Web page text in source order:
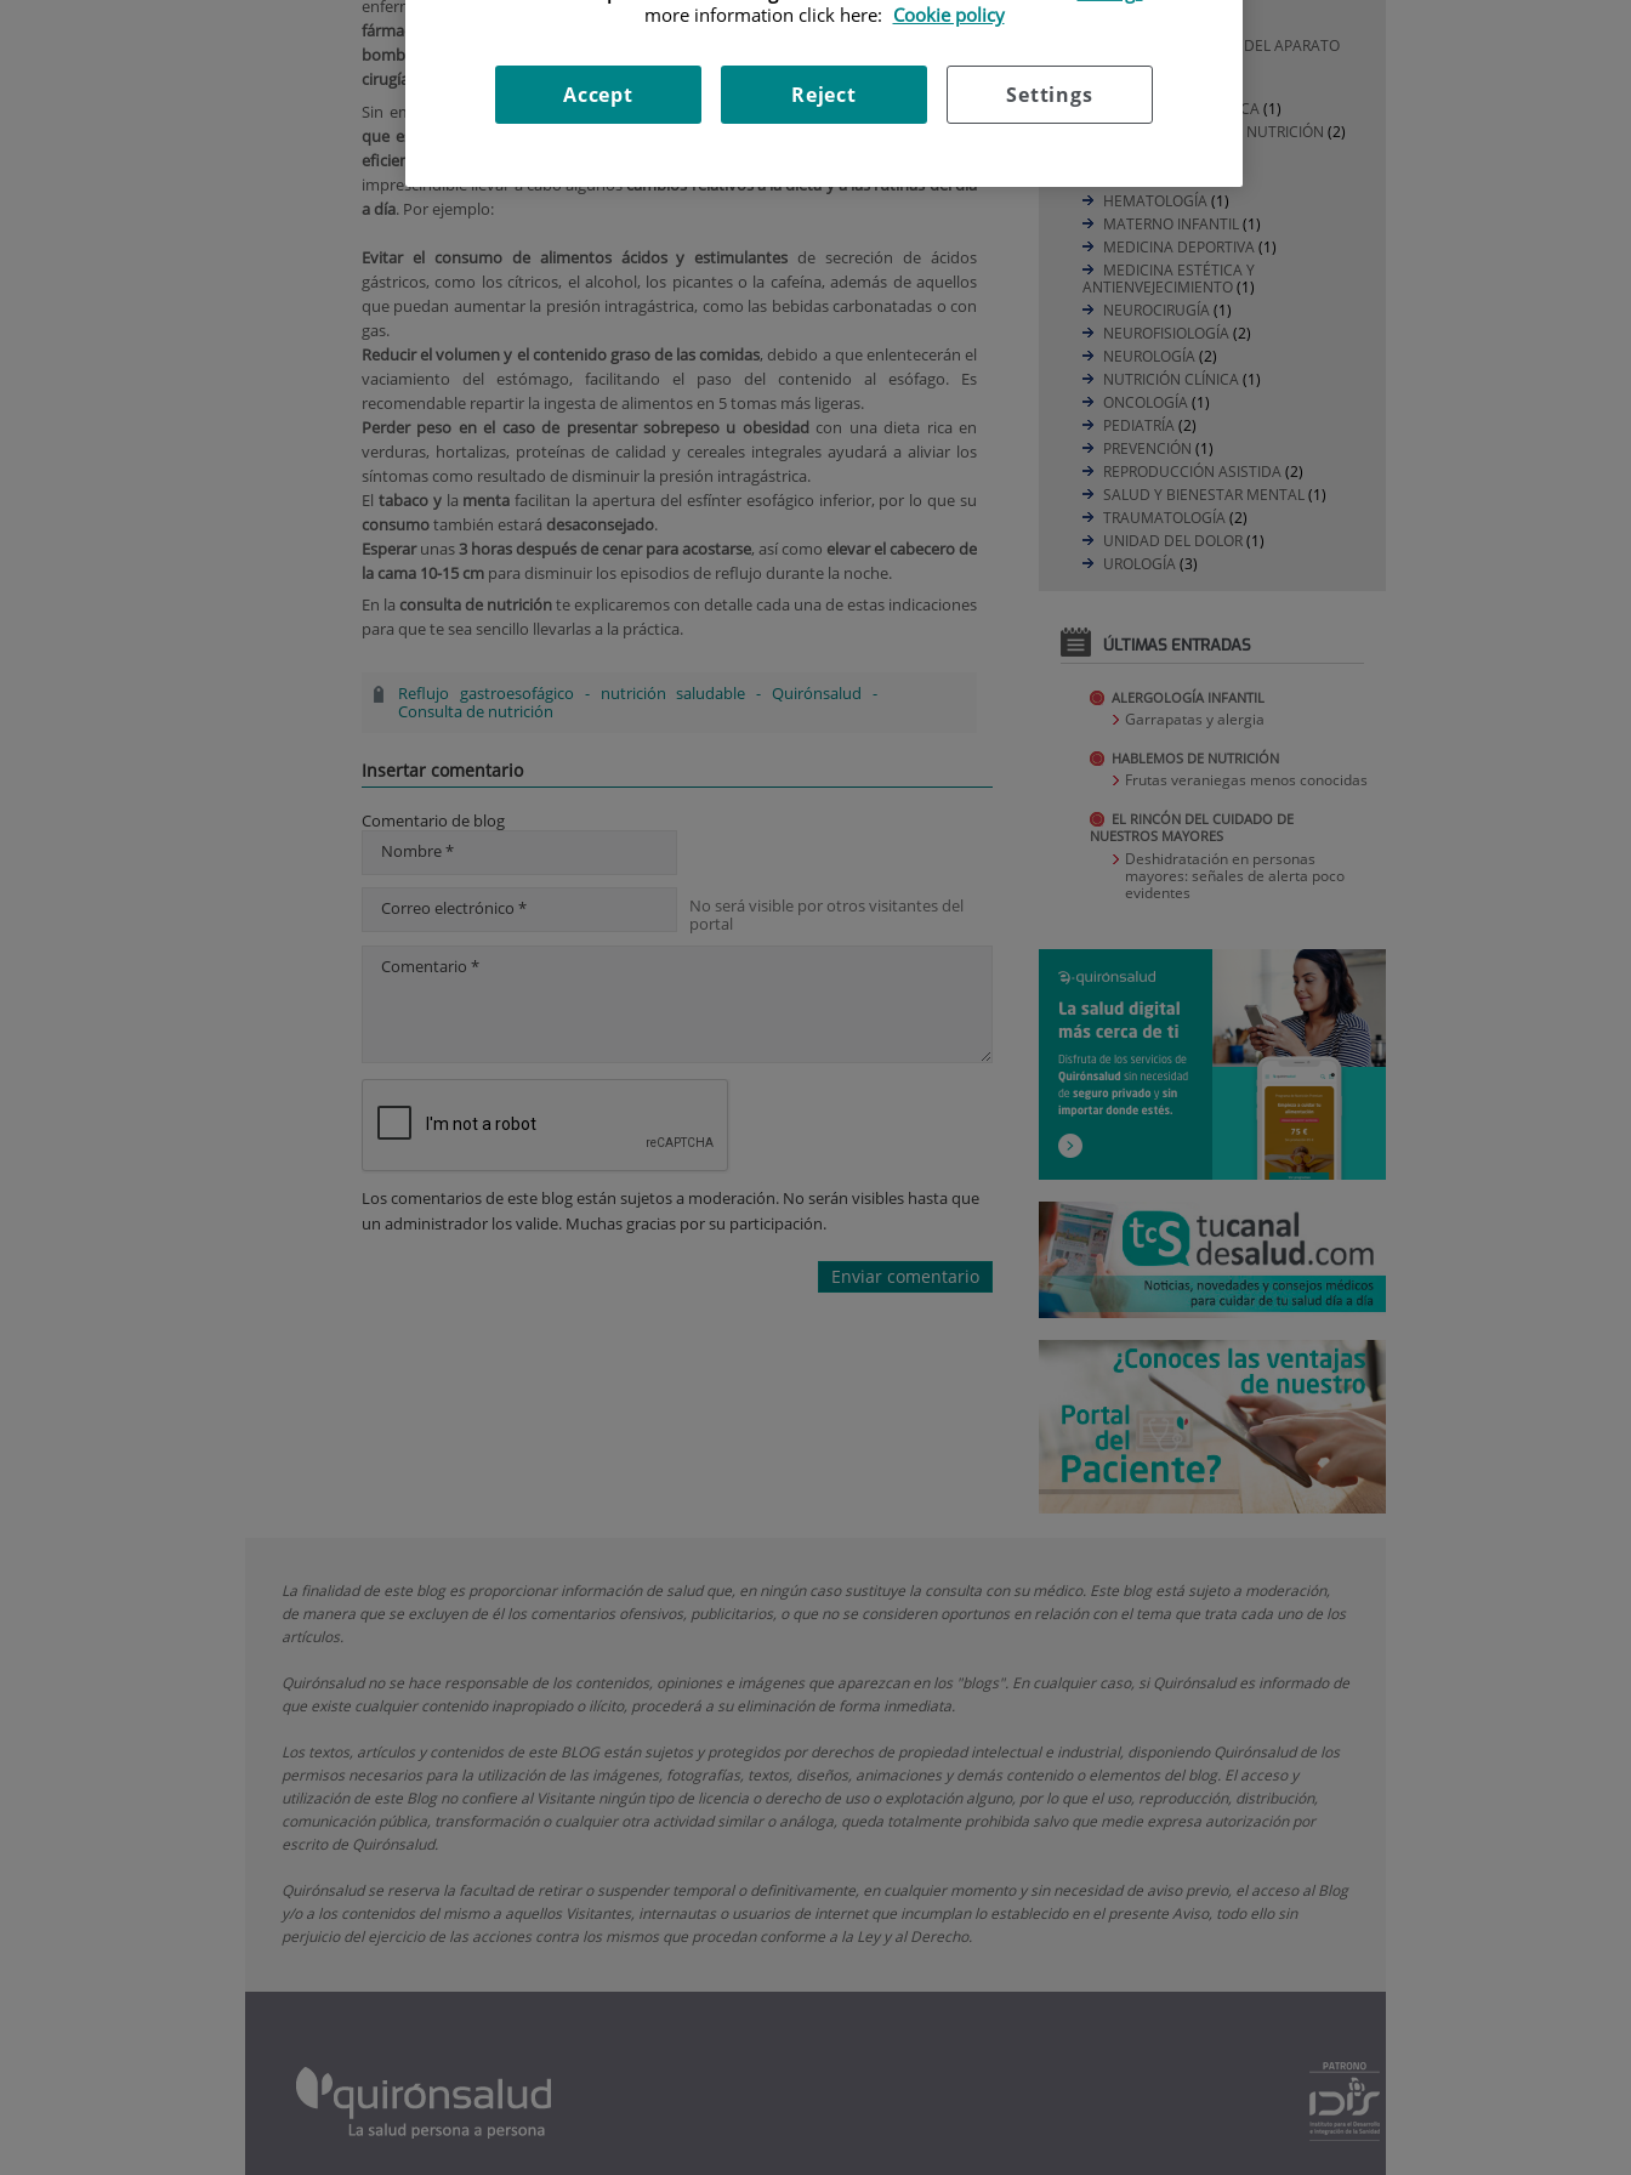
enfermedad. Estas incluyen los
fármacos inhibidores de la
bomba de protones (IBP) o
cirugía
Sin embargo,
que estas medidas sean lo más
eficiente posible
imprescindible llevar a cabo algunoscambios relativos a la dieta y a las rutinas del día
a día. Por ejemplo:
Evitar el consumo de alimentos ácidos y estimulantes de secreción de ácidos
gástricos, como los cítricos, el alcohol, los picantes o la cafeína, además de aquellos
que puedan aumentar la presión intragástrica, como las bebidas carbonatadas o con
gas.
Reducir el volumen y el contenido graso de las comidas, debido a que enlentecerán el
vaciamiento del estómago, facilitando el paso del contenido al esófago. Es
recomendable repartir la ingesta de alimentos en 5 tomas más ligeras.
Perder peso en el caso de presentar sobrepeso u obesidad con una dieta rica en
verduras, hortalizas, proteínas de calidad y cereales integrales ayudará a aliviar los
síntomas como resultado de disminuir la presión intragástrica.
El tabaco yla menta facilitan la apertura del esfínter esofágico inferior, por lo que su
consumotambién estará desaconsejado.
Esperarunas3 horas después de cenar para acostarse, así como elevar el cabecero de
la cama 10-15 cm para disminuir los episodios de reflujo durante la noche.
En la consulta de nutriciónte explicaremos con detalle cada una de estas indicaciones
para que te sea sencillo llevarlas a la práctica.
Reflujo gastroesofágico - nutrición saludable -Quirónsalud -
Consulta de nutrición
Insertar comentario
Comentario de blog
Nombre *
Correo electrónico *
No será visible por otros visitantes del
portal
Comentario *
Los comentarios de este blog están sujetos a moderación. No serán visibles hasta que
un administrador los valide. Muchas gracias por su participación.
CIRUGÍA GENERAL Y DEL APARATO
DIGESTIVO
DIVULGACIÓN MÉDICA(1)
ENDOCRINOLOGÍA Y NUTRICIÓN (2)
HEMATOLOGÍA(1)
MATERNO INFANTIL(1)
MEDICINA DEPORTIVA(1)
MEDICINA ESTÉTICA Y
ANTIENVEJECIMIENTO(1)
NEUROCIRUGÍA(1)
NEUROFISIOLOGÍA(2)
NEUROLOGÍA(2)
NUTRICIÓN CLÍNICA(1)
ONCOLOGÍA(1)
PEDIATRÍA(2)
PREVENCIÓN (1)
REPRODUCCIÓN ASISTIDA(2)
SALUD Y BIENESTAR MENTAL(1)
TRAUMATOLOGÍA(2)
UNIDAD DEL DOLOR(1)
UROLOGÍA(3)
ÚLTIMAS ENTRADAS
ALERGOLOGÍA INFANTIL
Garrapatas y alergia
HABLEMOS DE NUTRICIÓN
Frutas veraniegas menos conocidas
EL RINCÓN DEL CUIDADO DE
NUESTROS MAYORES
Deshidratación en personas
mayores: señales de alerta poco
evidentes
La finalidad de este blog es proporcionar información de salud que, en ningún caso sustituye la consulta con su médico. Este blog está sujeto a moderación,
de manera que se excluyen de él los comentarios ofensivos, publicitarios, o que no se consideren oportunos en relación con el tema que trata cada uno de los
artículos.
Quirónsaludno se hace responsable de los contenidos, opiniones e imágenes que aparezcan en los "blogs". En cualquier caso, si Quirónsaludes informado de
que existe cualquier contenido inapropiado o ilícito, procederá a su eliminación de forma inmediata.
Los textos, artículos y contenidos de este BLOG están sujetos y protegidos por derechos de propiedad intelectual e industrial, disponiendoQuirónsaludde los
permisos necesarios para la utilización de las imágenes, fotografías, textos, diseños, animaciones y demás contenido o elementos del blog. El acceso y
utilización de este Blog no confiere al Visitante ningún tipo de licencia o derecho de uso o explotación alguno, por lo que el uso, reproducción, distribución,
comunicación pública, transformación o cualquier otra actividad similar o análoga, queda totalmente prohibida salvo que medie expresa autorización por
escrito de Quirónsalud.
Quirónsaludse reserva la facultad de retirar o suspender temporal o definitivamente, en cualquier momento y sin necesidad de aviso previo, el acceso al Blog
y/o a los contenidos del mismo a aquellos Visitantes, internautas o usuarios de internet que incumplan lo establecido en el presente Aviso, todo ello sin
perjuicio del ejercicio de las acciones contra los mismos que procedan conforme a la Ley y al Derecho.
more information click here: Cookie policy
Settings
Reject
Accept